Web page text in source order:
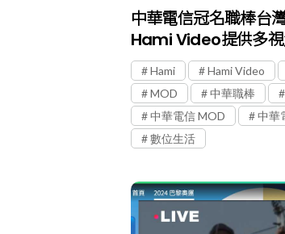
中華電信冠名職棒台
Hami Video提供多
Hami Hami Video
MOD
中華職棒
中華電信 MOD
中華
數位生活